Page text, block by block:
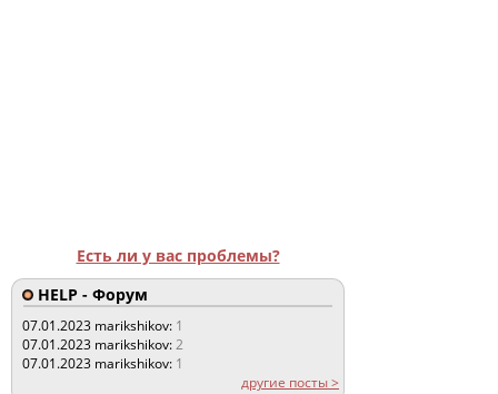
Есть ли у вас проблемы?
HELP - Форум
07.01.2023 marikshikov: 1
07.01.2023 marikshikov:2
07.01.2023 marikshikov: 1
другие посты >